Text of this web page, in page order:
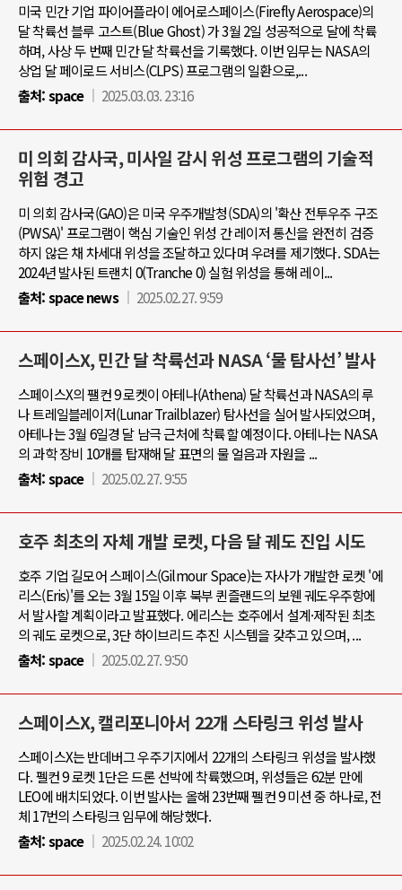
미국 민간 기업 파이어플라이 에어로스페이스(Firefly Aerospace)의
달 착륙선 블루 고스트(Blue Ghost) 가 3월 2일 성공적으로 달에 착륙
하며, 사상 두 번째 민간 달 착륙선을 기록했다. 이번 임무는 NASA의
상업 달 페이로드 서비스(CLPS) 프로그램의 일환으로,...
출처:space 2025.03.03. 23:16
미 의회 감사국, 미사일 감시 위성 프로그램의 기술적
위험 경고
미 의회 감사국(GAO)은 미국 우주개발청(SDA)의 '확산 전투우주 구조
(PWSA)' 프로그램이 핵심 기술인 위성 간 레이저 통신을 완전히 검증
하지 않은 채 차세대 위성을 조달하고 있다며 우려를 제기했다. SDA는
2024년 발사된 트랜치 0(Tranche 0) 실험 위성을 통해 레이...
출처:space news 2025.02.27. 9:59
스페이스X, 민간 달 착륙선과 NASA ‘물 탐사선’ 발사
스페이스X의 팰컨 9 로켓이 아테나(Athena) 달 착륙선과 NASA의 루
나 트레일블레이저(Lunar Trailblazer) 탐사선을 실어 발사되었으며,
아테나는 3월 6일경 달 남극 근처에 착륙할 예정이다. 아테나는 NASA
의 과학 장비 10개를 탑재해 달 표면의 물 얼음과 자원을 ...
출처:space 2025.02.27. 9:55
호주 최초의 자체 개발 로켓, 다음 달 궤도 진입 시도
호주 기업 길모어 스페이스(Gilmour Space)는 자사가 개발한 로켓 '에
리스(Eris)'를 오는 3월 15일 이후 북부 퀸즐랜드의 보웬 궤도우주항에
서 발사할 계획이라고 발표했다. 에리스는 호주에서 설계·제작된 최초
의 궤도 로켓으로, 3단 하이브리드 추진 시스템을 갖추고 있으며, ...
출처:space 2025.02.27. 9:50
스페이스X, 캘리포니아서 22개 스타링크 위성 발사
스페이스X는 반데버그 우주기지에서 22개의 스타링크 위성을 발사했
다. 펠컨 9 로켓 1단은 드론 선박에 착륙했으며, 위성들은 62분 만에
LEO에 배치되었다. 이번 발사는 올해 23번째 펠컨 9 미션 중 하나로, 전
체 17번의 스타링크 임무에 해당했다.
출처:space 2025.02.24. 10:02